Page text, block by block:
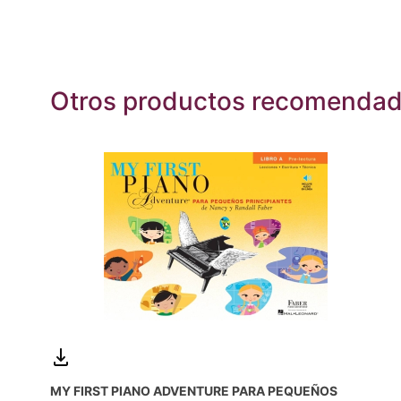
Otros productos
MY FIRST PIANO ADVENTURE PARA PEQUEÑOS